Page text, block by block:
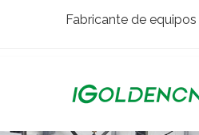
Fabricante de